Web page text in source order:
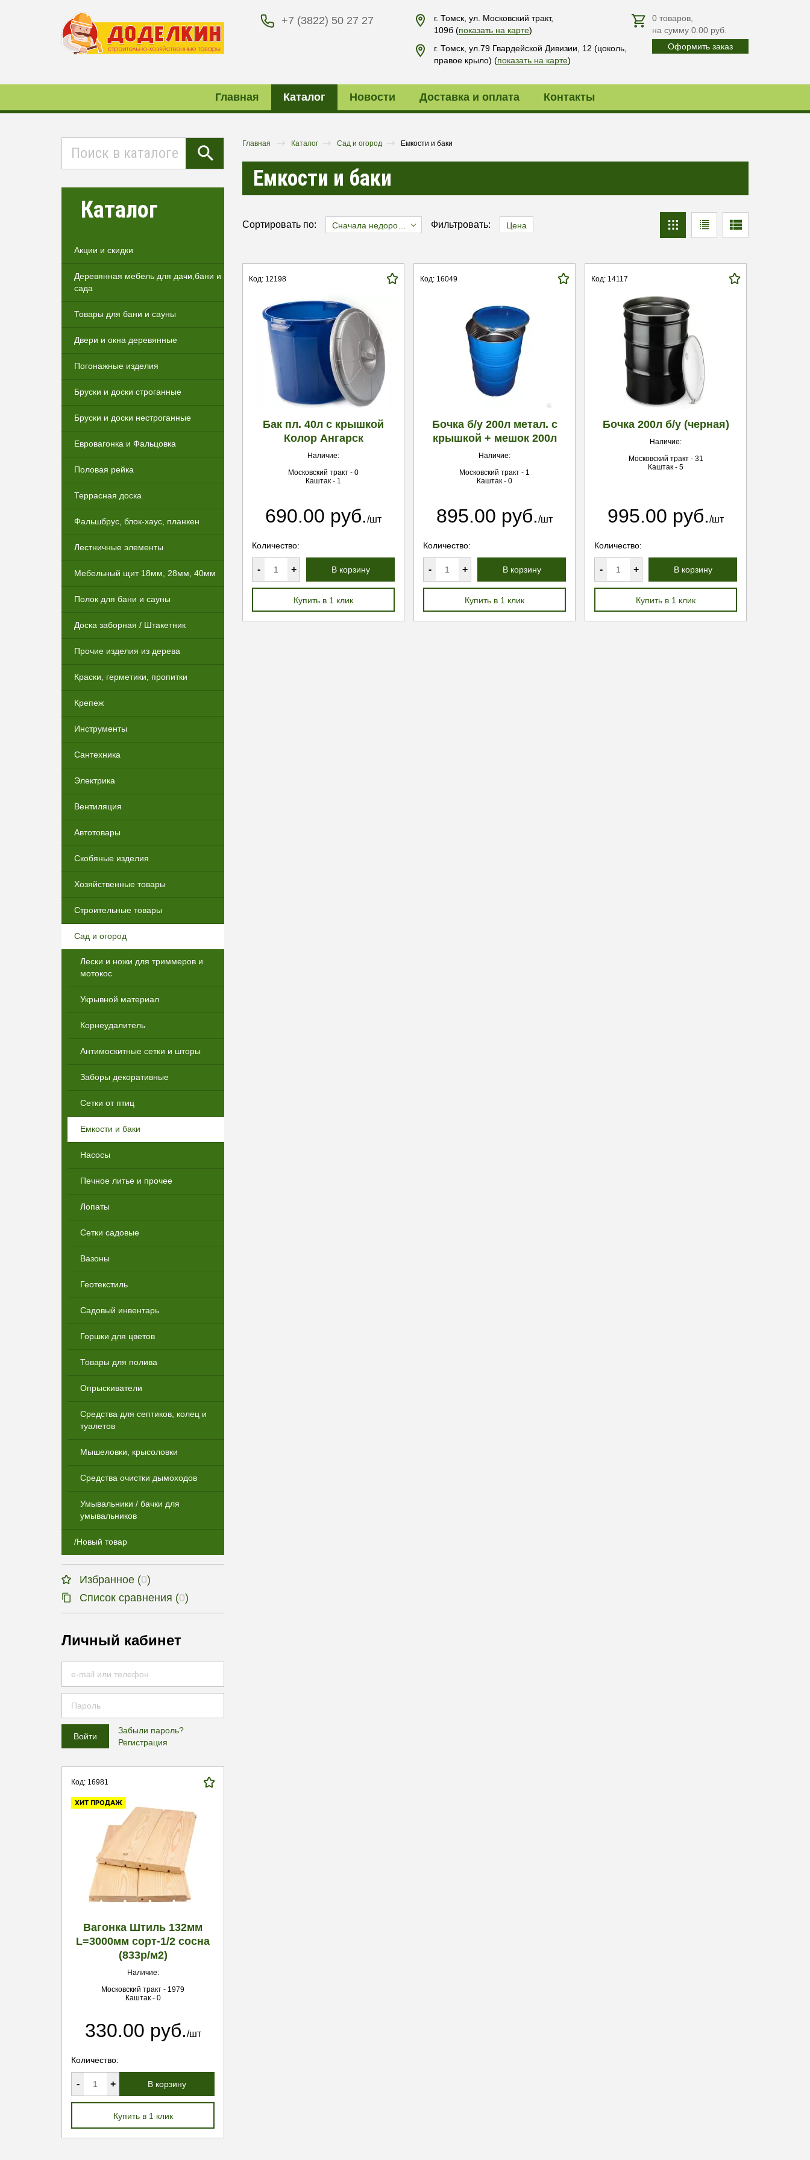
+7 (3822) 50 27 27
г. Томск, ул. Московский тракт,
109б (показать на карте)
г. Томск, ул.79 Гвардейской Дивизии, 12 (цоколь,
правое крыло) (показать на карте)
0 товаров
на сумму 0.00 руб.
Оформить заказ
Главная Каталог Новости Доставка и оплата Контакты
Каталог
Акции и скидки
Деревянная мебель для дачи,бани и
сада
Товары для бани и сауны
Двери и окна деревянные
Погонажные изделия
Бруски и доски строганные
Бруски и доски нестроганные
Евровагонка и Фальцовка
Половая рейка
Террасная доска
Фальшбрус, блок-хаус, планкен
Лестничные элементы
Мебельный щит 18мм, 28мм, 40мм
Полок для бани и сауны
Доска заборная / Штакетник
Прочие изделия из дерева
Краски, герметики, пропитки
Крепеж
Инструменты
Сантехника
Электрика
Вентиляция
Автотовары
Скобяные изделия
Хозяйственные товары
Строительные товары
Сад и огород
Лески и ножи для триммеров и
мотокос
Укрывной материал
Корнеудалитель
Антимоскитные сетки и шторы
Заборы декоративные
Сетки от птиц
Емкости и баки
Насосы
Печное литье и прочее
Лопаты
Сетки садовые
Вазоны
Геотекстиль
Садовый инвентарь
Горшки для цветов
Товары для полива
Опрыскиватели
Средства для септиков, колец и
туалетов
Мышеловки, крысоловки
Средства очистки дымоходов
Умывальники / бачки для
умывальников
/Новый товар
Избранное (0)
Список сравнения (0)
Личный кабинет
Забыли пароль?
Регистрация
Код: 16981
ХИТ ПРОДАЖ
Вагонка Штиль 132мм
L=3000мм сорт-1/2 сосна
(833р/м2)
Наличие:
Московский тракт - 1979
Каштак - 0
330.00 руб./шт
Количество:
- + В корзину
Купить в 1 клик
Главная Каталог Сад и огород Емкости и баки
Емкости и баки
Сортировать по: Фильтровать: Цена
Код: 12198
Бак пл. 40л с крышкой
Колор Ангарск
Наличие:
Московский тракт - 0
Каштак - 1
690.00 руб./шт
Количество:
- + В корзину
Купить в 1 клик
Код: 16049
Бочка б/у 200л метал. с
крышкой + мешок 200л
Наличие:
Московский тракт - 1
Каштак - 0
895.00 руб./шт
Количество:
- + В корзину
Купить в 1 клик
Код: 14117
Бочка 200л б/у (черная)
Наличие:
Московский тракт - 31
Каштак - 5
995.00 руб./шт
Количество:
- + В корзину
Купить в 1 клик